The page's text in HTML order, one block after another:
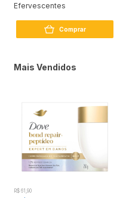
Efervescentes
Comprar
Mais Vendidos
R$ 61,90